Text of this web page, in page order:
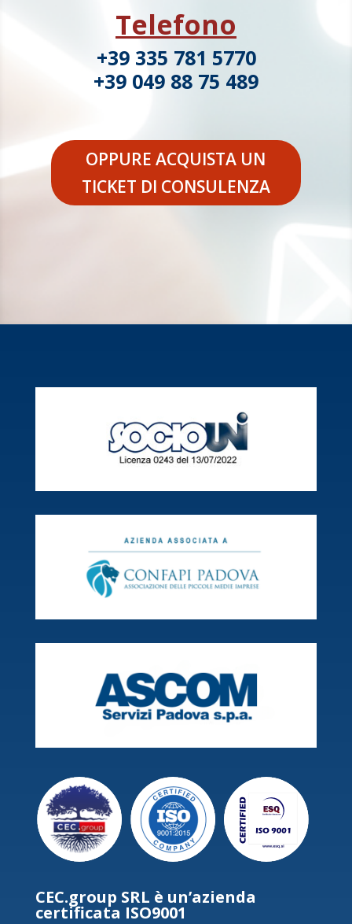
Telefono
+39 335 781 5770
+39 049 88 75 489
OPPURE ACQUISTA UN
TICKET DI CONSULENZA
CEC.group SRL è un’azienda
certificata ISO9001